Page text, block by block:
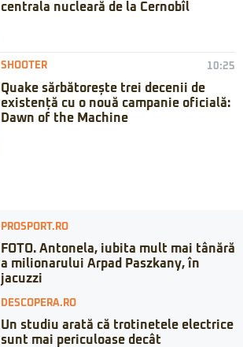
centrala nucleară de la Cernobîl
SHOOTER 10:25
Quake sărbătorește trei decenii de
existență cu o nouă campanie oficială:
Dawn of the Machine
PROSPORT.RO
FOTO. Antonela, iubita mult mai tânără
a milionarului Arpad Paszkany, în
jacuzzi
DESCOPERA.RO
Un studiu arată că trotinetele electrice
sunt mai periculoase decât